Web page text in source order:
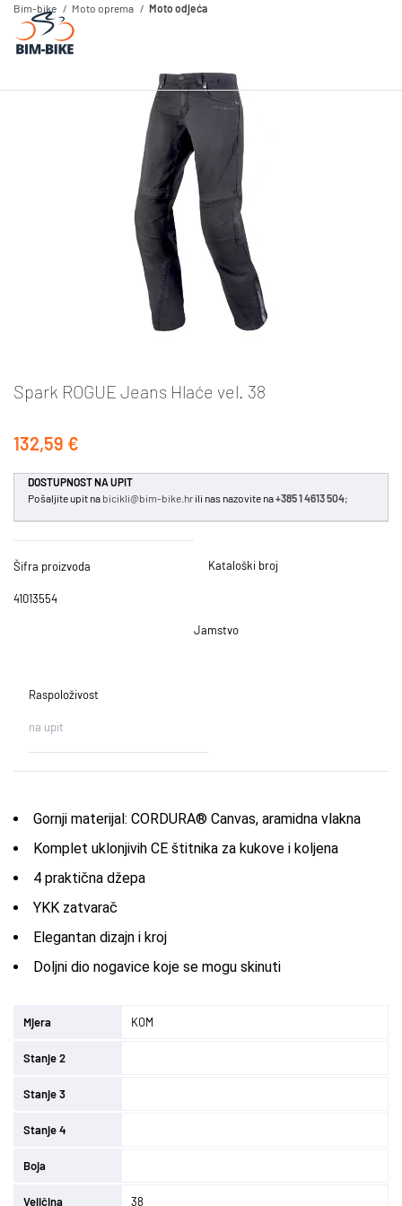
Bim-bike Moto oprema Moto odjeća
Spark ROGUE Jeans Hlaće vel. 38
132,59 €
DOSTUPNOST NA UPIT
Pošaljite upit na bicikli@bim-bike.hr ili nas nazovite na+385 1 4613 504;
Šifra proizvoda
41013554
Kataloški broj
Jamstvo
Raspoloživost
na upit
Gornji materijal: CORDURA® Canvas, aramidna vlakna
Komplet uklonjivih CE štitnika za kukove i koljena
4 praktična džepa
YKK zatvarač
Elegantan dizajn i kroj
Doljni dio nogavice koje se mogu skinuti
Mjera KOM
Stanje 2
Stanje 3
Stanje 4
Boja
Veličina 38